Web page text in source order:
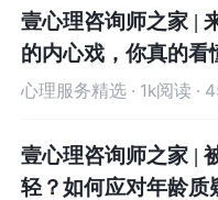
求得到满足时，人们通
之，则可能导致各种负
是「归属感」。换句话说
容易产生焦虑，从而依赖
壹心理咨询师之家 |
的内心戏，你真的看
心理服务精选 · 1k阅读 ·
壹心理咨询师之家 |
轻？如何应对年龄质